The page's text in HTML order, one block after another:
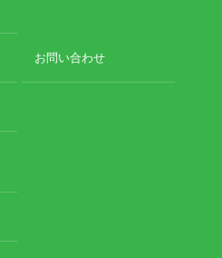
お問い合わせ